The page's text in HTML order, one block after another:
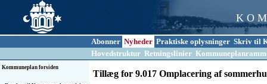
K O
Abonner Nyheder Praktiske oplysninger Skriv til
Hovedstruktur Retningslinier
Kommuneplan forsiden
Tillæg for 9.017 Omplacering af